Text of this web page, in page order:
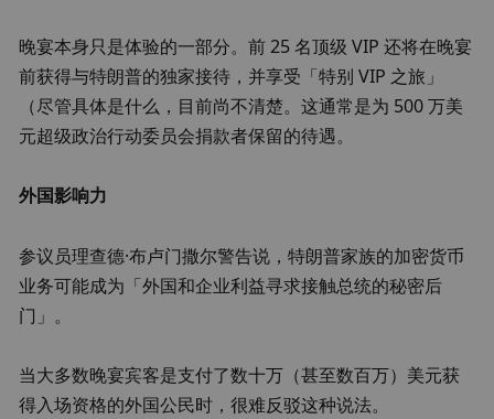
晚宴本身只是体验的一部分。前 25 名顶级 VIP 还将在晚宴
前获得与特朗普的独家接待，并享受「特别 VIP 之旅」
（尽管具体是什么，目前尚不清楚。这通常是为 500 万美
元超级政治行动委员会捐款者保留的待遇。
外国影响力
参议员理查德·布卢门撒尔警告说，特朗普家族的加密货币
业务可能成为「外国和企业利益寻求接触总统的秘密后
门」。
当大多数晚宴宾客是支付了数十万（甚至数百万）美元获
得入场资格的外国公民时，很难反驳这种说法。